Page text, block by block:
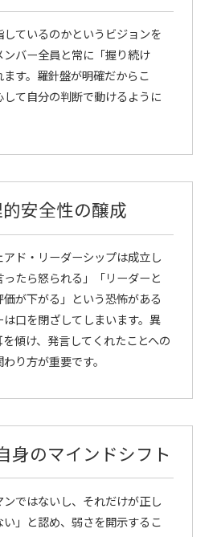
ているのかというビジョンを
ンバー全員と常に「握り続け
す。羅針盤が明確だからこ
て自分の判断で動けるように
安全性の醸成
ド・リーダーシップは成立し
たら怒られる」「リーダーと
が下がる」という恐怖がある
口を閉ざしてしまいます。異
傾け、発言してくれたことへの
り方が重要です。
身のマインドシフト
ンではないし、それだけが正し
」と認め、弱さを開示するこ